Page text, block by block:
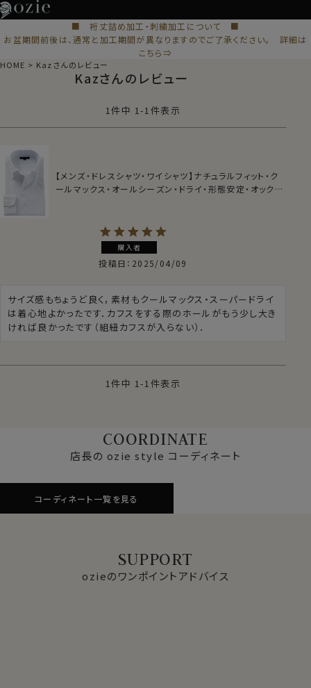
■ 裄丈詰め加工・刺繍加工について ■
お盆期間前後は、通常と加工期間が異なりますのでご了承ください。 詳細は
こちら⇒
HOME Kazさんのレビュー
Kazさんのレビュー
1件中 1-1件表示
【メンズ・ドレスシャツ・ワイシャツ】ナチュラルフィット・ク
ールマックス・オールシーズン・ドライ・形態安定・オックス
購入者
投稿日 2025/04/09
サイズ感もちょうど良く，素材もクールマックス・スーパードライ
は着心地よかったです．カフスをする際のホールがもう少し大き
ければ良かったです（組紐カフスが入らない）．
1件中 1-1件表示
COORDINATE
店長の ozie style コーディネート
コーディネート一覧を見る
SUPPORT
ozieのワンポイントアドバイス